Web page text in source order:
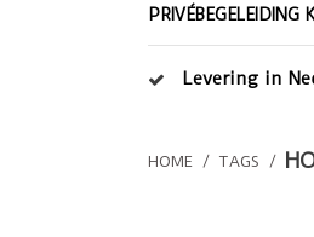
PRIVÉBEGELEIDING
Levering in
HOME / TAGS /